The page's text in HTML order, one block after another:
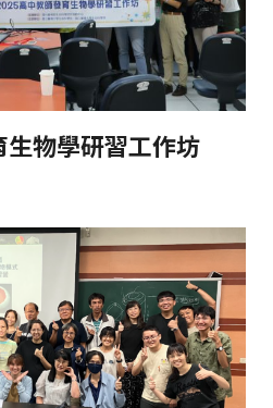
生物學研習工作坊